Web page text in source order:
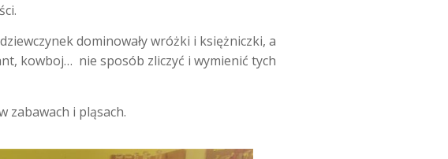
dominowały wróżki i księżniczki, a
kowboj… nie sposób zliczyć i wymienić tych
zabawach i pląsach.